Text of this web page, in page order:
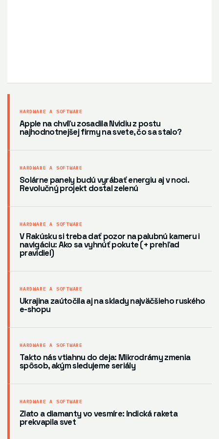
HARDWARE A SOFTWARE
Apple na chvíľu zosadila Nvidiu z postu
najhodnotnejšej firmy na svete, čo sa stalo?
HARDWARE A SOFTWARE
Solárne panely budú vyrábať energiu aj v noci.
Revolučný projekt dostal zelenú
HARDWARE A SOFTWARE
V Rakúsku si treba dať pozor na palubnú kameru i
navigáciu: Ako sa vyhnúť pokute (+ prehľad
pravidiel)
HARDWARE A SOFTWARE
Ukrajina zaútočila aj na sklady najväčšieho ruského
e-shopu
HARDWARE A SOFTWARE
Takto nás vtiahnu do deja: Mikrodrámy zmenia
spôsob, akým sledujeme seriály
HARDWARE A SOFTWARE
Zlato a diamanty vo vesmíre: Indická raketa
prekvapila svet